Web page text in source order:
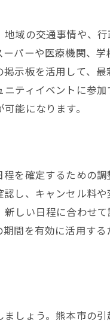
発見
方
域の交通事情や、
パーや医療機関、
示板を活用して、
ティイベントに参
能になります。
を確定するための
し、キャンセル料
しい日程に合わせ
間を有効に活用す
しょう。熊本市の